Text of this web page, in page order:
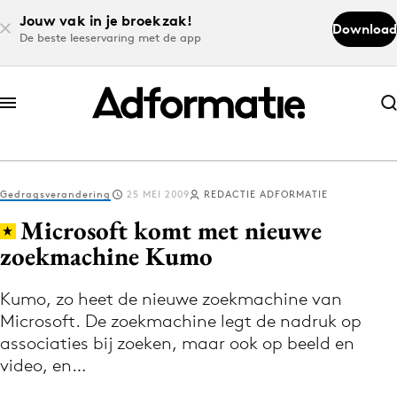
Jouw vak in je broekzak!
De beste leeservaring met de app
Download
Abonneer nu
Abonneer nu
Log in
Volg het laatste nieuws via de Adformatie
Nieuws app
Gedragsverandering 25 MEI 2009 REDACTIE ADFORMATIE
Microsoft komt met nieuwe
zoekmachine Kumo
Kumo, zo heet de nieuwe zoekmachine van
Microsoft. De zoekmachine legt de nadruk op
associaties bij zoeken, maar ook op beeld en
video, en…